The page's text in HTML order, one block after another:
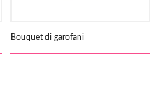
Bouquet di garofani